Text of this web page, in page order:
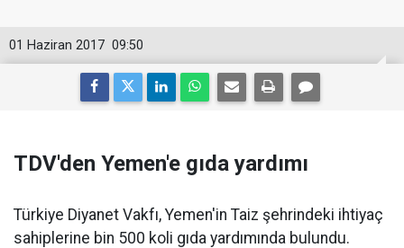
09:50
01 Haziran 2017
TDV'den Yemen'e gıda yardımı
Türkiye Diyanet Vakfı, Yemen'in Taiz şehrindeki ihtiyaç
sahiplerine bin 500 koli gıda yardımında bulundu.